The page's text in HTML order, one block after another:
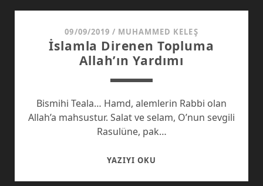
09/09/2019 / MUHAMMED KELEŞ
İslamla Direnen Topluma
Allah’ın Yardımı
Bismihi Teala… Hamd, alemlerin Rabbi olan
Allah’a mahsustur. Salat ve selam, O’nun sevgili
Rasulüne, pak…
YAZIYI OKU